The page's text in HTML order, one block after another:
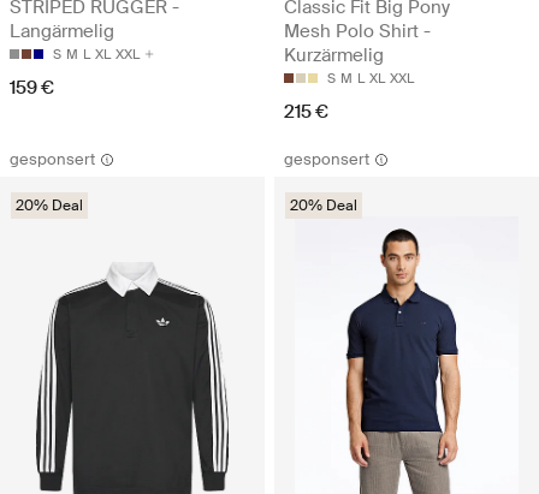
STRIPED RUGGER -
Langärmelig
S M L XL XXL
159 €
Classic Fit Big Pony
Mesh Polo Shirt -
Kurzärmelig
S M L XL XXL
215 €
gesponsert
20% Deal
gesponsert
20% Deal